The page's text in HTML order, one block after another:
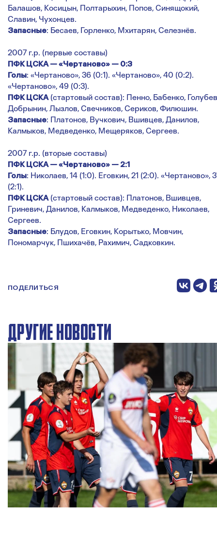
Балашов, Косицын, Полтарыхин, Попов, Синящокий,
Славин, Чухонцев.
Запасные: Бесаев, Горленко, Мхитарян, Селезнёв.
2007 г.р. (первые составы)
ПФК ЦСКА — «Чертаново» — 0:3
Голы: «Чертаново», 36 (0:1). «Чертаново», 40 (0:2).
«Чертаново», 49 (0:3).
ПФК ЦСКА(стартовый состав): Пенно, Бабенко,
Добрынин, Лызлов, Свечников, Сериков, Филюшин.
Запасные: Платонов, Вучкович, Вшивцев, Данилов,
Калмыков, Медведенко, Мещеряков, Сергеев.
2007 г.р. (вторые составы)
ПФК ЦСКА — «Чертаново» — 2:1
Голы: Николаев, 14 (1:0). Еговкин, 21 (2:0). «Чертаново»,
(2:1).
ПФК ЦСКА(стартовый состав): Платонов, Вшивцев,
Гриневич, Данилов, Калмыков, Медведенко, Николаев,
Сергеев.
Запасные: Блудов, Еговкин, Корытько, Мовчин,
Пономарчук, Пшихачёв, Рахимич, Садковкин.
ПОДЕЛИТЬСЯ
ДРУГИЕ НОВОСТИ
ЮФЛ: Московское дерби на «Октябре»
3 АВГУСТА 2026 14:15